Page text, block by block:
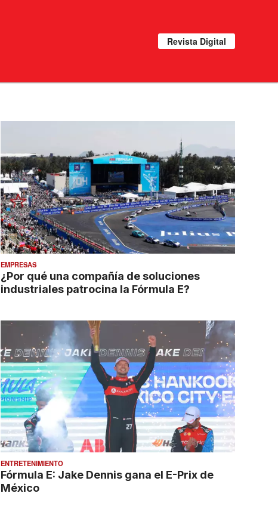
Revista Digital
EMPRESAS
¿Por qué una compañía de soluciones
industriales patrocina la Fórmula E?
ENTRETENIMIENTO
Fórmula E: Jake Dennis gana el E-Prix de
México